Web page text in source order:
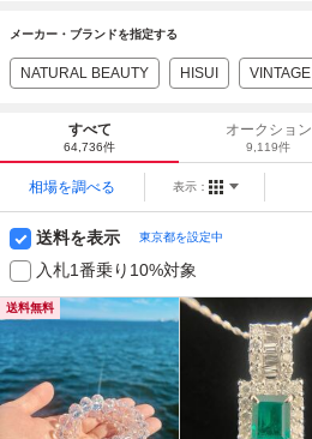
メーカー・ブランドを指定する
NATURAL BEAUTY HISUI VINTAGE
すべて
64,736件
オークション
9,119件
相場を調べる 表示：
送料を表示 東京都を設定中
入札1番乗り10%対象
送料無料